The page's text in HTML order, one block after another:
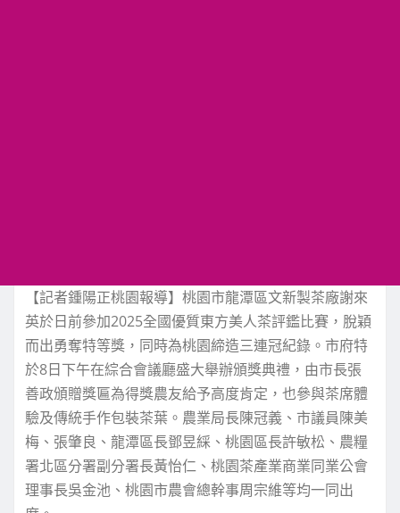
【記者鍾陽正桃園報導】桃園市龍潭區文新製茶廠謝來
英於日前參加2025全國優質東方美人茶評鑑比賽，脫穎
而出勇奪特等獎，同時為桃園締造三連冠紀錄。市府特
於8日下午在綜合會議廳盛大舉辦頒獎典禮，由市長張
善政頒贈獎匾為得獎農友給予高度肯定，也參與茶席體
驗及傳統手作包裝茶葉。農業局長陳冠義、市議員陳美
梅、張肇良、龍潭區長鄧昱綵、桃園區長許敏松、農糧
署北區分署副分署長黃怡仁、桃園茶產業商業同業公會
理事長吳金池、桃園市農會總幹事周宗維等均一同出